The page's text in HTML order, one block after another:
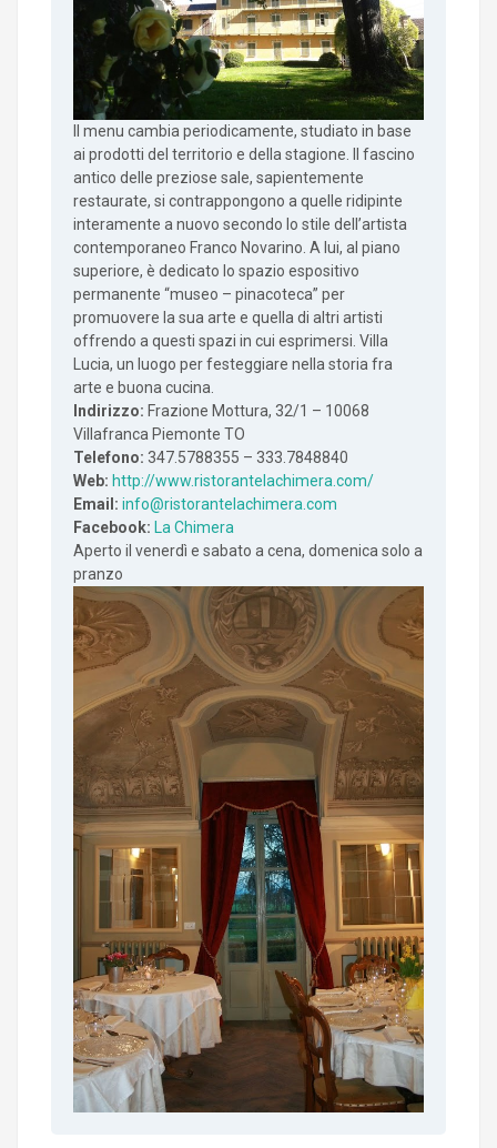
Il menu cambia periodicamente, studiato in base
ai prodotti del territorio e della stagione. Il fascino
antico delle preziose sale, sapientemente
restaurate, si contrappongono a quelle ridipinte
interamente a nuovo secondo lo stile dell’artista
contemporaneo Franco Novarino. A lui, al piano
superiore, è dedicato lo spazio espositivo
permanente “museo – pinacoteca” per
promuovere la sua arte e quella di altri artisti
offrendo a questi spazi in cui esprimersi. Villa
Lucia, un luogo per festeggiare nella storia fra
arte e buona cucina.
Indirizzo: Frazione Mottura, 32/1 – 10068
Villafranca Piemonte TO
Telefono: 347.5788355 – 333.7848840
Web: http://www.ristorantelachimera.com/
Email: info@ristorantelachimera.com
Facebook: La Chimera
Aperto il venerdì e sabato a cena, domenica solo a
pranzo